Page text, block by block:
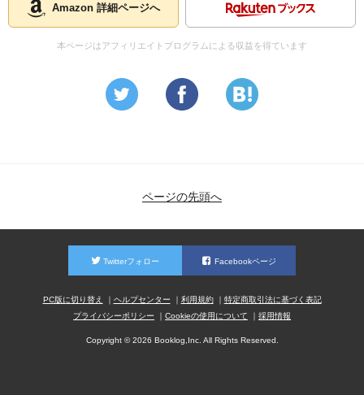
Amazon 詳細ページへ
本ページはアフィリエイトプログラムによる収益を得ています
ページの先頭へ
Twitterフォロー Facebookページ
PC版に切り替え ヘルプセンター 利用規約
特定商取引法に基づく表記
プライバシーポリシー
Cookieの使用について 採用情報
Copyright © 2026 Booklog,Inc. All Rights Reserved.